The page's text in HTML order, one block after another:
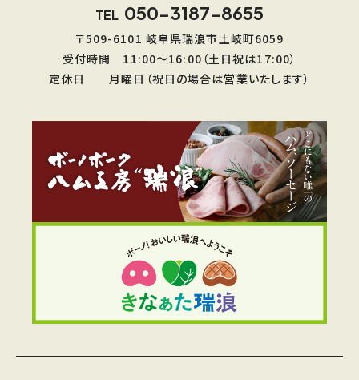
TEL 050-3187-8655
〒509-6101 岐阜県瑞浪市土岐町6059
受付時間 11:00〜16:00（土日祝は17:00）
定休日 月曜日（祝日の場合は営業いたします）